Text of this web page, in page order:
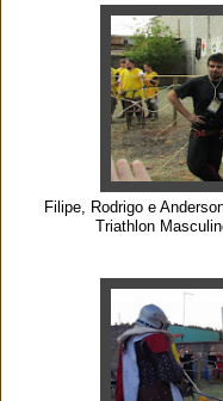
Filipe, Rodrigo e
Triathlon